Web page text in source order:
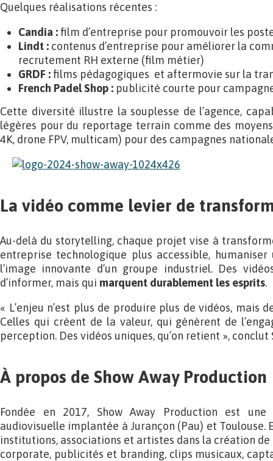
Quelques réalisations récentes :
Candia :film d’entreprise pour promouvoir les
Lindt : contenus d’entreprise pour améliorer la
recrutement RH externe (film métier)
GRDF :films pédagogiques et aftermovie sur la
French Padel Shop : publicité courte pour
Cette diversité illustre la souplesse de l’agence,
légères pour du reportage terrain comme des
4K, drone FPV, multicam) pour des campagnes
La vidéo comme levier de
Au-delà du storytelling, chaque projet vise à
entreprise technologique plus accessible,
l’image innovante d’un groupe industriel. Des
d’informer, mais qui marquent durablement les esprits.
« L’enjeu n’est plus de produire plus de vidéos, mais
Celles qui créent de la valeur, qui génèrent de
perception. Des vidéos uniques, qu’on retient », conclut
À propos de Show Away Production
Fondée en 2017, Show Away Production est
audiovisuelle implantée à Jurançon (Pau) et Toulouse.
institutions, associations et artistes dans la création de
corporate, publicités et branding, clips musicaux,